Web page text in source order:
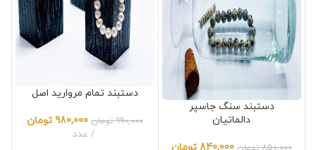
دستبند تمام مروارید اصل
990,000 تومان 980,000 تومان
عدد
دستبند سنگ جاسپر
دالماتیان